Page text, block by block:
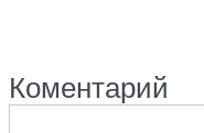
Коментарий